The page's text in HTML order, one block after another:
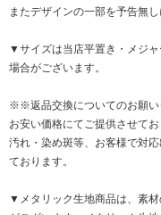
またデザインの一部を予告無
▼サイズは当店平置き・メジ
場合がございます。
※※返品交換についてのお願
お安い価格にてご提供させて
汚れ・染め斑等、お客様で対
ております。
▼メタリック生地商品は、素